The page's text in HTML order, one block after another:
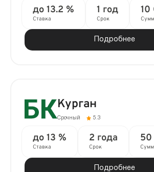
до 13.2 %
Ставка
1 год
Срок
10
Подробнее
Курган
Срочный 5.3
до 13 %
Ставка
2 года
Срок
Подробнее